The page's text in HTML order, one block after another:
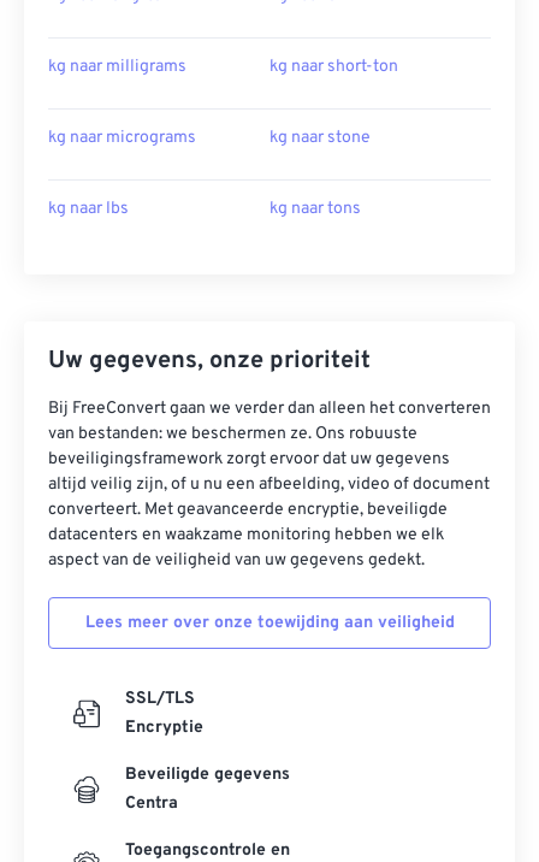
kg naar milligrams kg naar short-ton
kg naar micrograms kg naar stone
kg naar lbs kg naar tons
Uw gegevens, onze prioriteit
Bij FreeConvert gaan we verder dan alleen het converteren
van bestanden: we beschermen ze. Ons robuuste
beveiligingsframework zorgt ervoor dat uw gegevens
altijd veilig zijn, of u nu een afbeelding, video of document
converteert. Met geavanceerde encryptie, beveiligde
datacenters en waakzame monitoring hebben we elk
aspect van de veiligheid van uw gegevens gedekt.
Lees meer over onze toewijding aan veiligheid
SSL/TLS
Encryptie
Beveiligde gegevens
Centra
Toegangscontrole en